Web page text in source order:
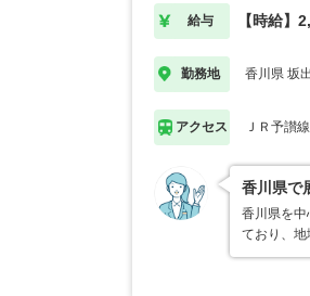
給与 【時給】
勤務地 香川県 坂
アクセス ＪＲ予讃
香川県で
香川県を
ており、